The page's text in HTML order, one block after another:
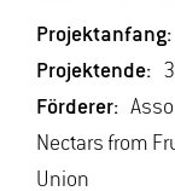
Projektanfang:
Projektende:
Förderer:
Nectars from
Union